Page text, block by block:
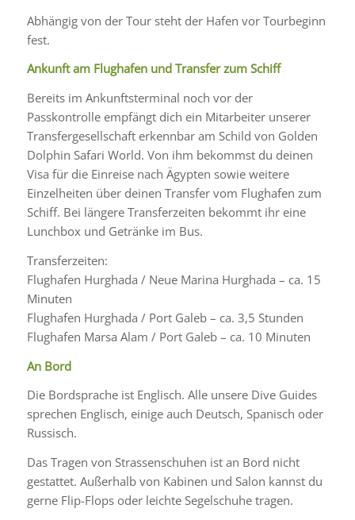
Abhängig von der Tour steht der Hafen vor Tourbeginn
fest.
Ankunft am Flughafen und Transfer zum Schiff
Bereits im Ankunftsterminal noch vor der
Passkontrolle empfängt dich ein Mitarbeiter unserer
Transfergesellschaft erkennbar am Schild von Golden
Dolphin Safari World. Von ihm bekommst du deinen
Visa für die Einreise nach Ägypten sowie weitere
Einzelheiten über deinen Transfer vom Flughafen zum
Schiff. Bei längere Transferzeiten bekommt ihr eine
Lunchbox und Getränke im Bus.
Transferzeiten:
Flughafen Hurghada / Neue Marina Hurghada – ca. 15
Minuten
Flughafen Hurghada / Port Galeb – ca. 3,5 Stunden
Flughafen Marsa Alam / Port Galeb – ca. 10 Minuten
An Bord
Die Bordsprache ist Englisch. Alle unsere Dive Guides
sprechen Englisch, einige auch Deutsch, Spanisch oder
Russisch.
Das Tragen von Strassenschuhen ist an Bord nicht
gestattet. Außerhalb von Kabinen und Salon kannst du
gerne Flip-Flops oder leichte Segelschuhe tragen.